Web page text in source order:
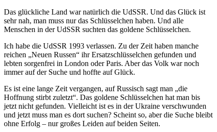
Das glückliche Land war natürlich die UdSSR. Und das Glück ist
sehr nah, man muss nur das Schlüsselchen haben. Und alle
Menschen in der UdSSR suchten das goldene Schlüsselchen.
Ich habe die UdSSR 1993 verlassen. Zu der Zeit haben manche
reichen
Neuen Russen
ihr Ersatzschlüsselchen gefunden und
lebten sorgenfrei in London oder Paris. Aber das Volk war noch
immer auf der Suche und hoffte auf Glück.
Es ist eine lange Zeit vergangen, auf Russisch sagt man
die
Hoffnung stirbt zuletzt . Das goldene Schlüsselchen hat man bis
jetzt nicht gefunden. Vielleicht ist es in der Ukraine verschwunden
und jetzt muss man es dort suchen? Scheint so, aber die Suche bleibt
ohne Erfolg – nur großes Leiden auf beiden Seiten.